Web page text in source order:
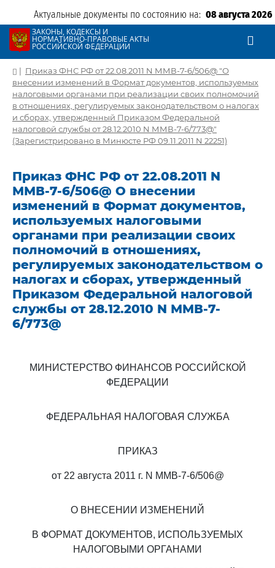
Актуальные документы по состоянию на: 08 августа 2026
ЗАКОНЫ, КОДЕКСЫ И
НОРМАТИВНО-ПРАВОВЫЕ АКТЫ
РОССИЙСКОЙ ФЕДЕРАЦИИ
| Приказ ФНС РФ от 22.08.2011 N ММВ-7-6/506@ "О
внесении изменений в Формат документов, используемых
налоговыми органами при реализации своих полномочий
в отношениях, регулируемых законодательством о налогах
и сборах, утвержденный Приказом Федеральной
налоговой службы от 28.12.2010 N ММВ-7-6/773@"
(Зарегистрировано в Минюсте РФ 09.11.2011 N 22251)
Приказ ФНС РФ от 22.08.2011 N
ММВ-7-6/506@ О внесении
изменений в Формат документов,
используемых налоговыми
органами при реализации своих
полномочий в отношениях,
регулируемых законодательством о
налогах и сборах, утвержденный
Приказом Федеральной налоговой
службы от 28.12.2010 N ММВ-7-
6/773@
МИНИСТЕРСТВО ФИНАНСОВ РОССИЙСКОЙ
ФЕДЕРАЦИИ
ФЕДЕРАЛЬНАЯ НАЛОГОВАЯ СЛУЖБА
ПРИКАЗ
от 22 августа 2011 г. N ММВ-7-6/506@
О ВНЕСЕНИИ ИЗМЕНЕНИЙ
В ФОРМАТ ДОКУМЕНТОВ, ИСПОЛЬЗУЕМЫХ
НАЛОГОВЫМИ ОРГАНАМИ